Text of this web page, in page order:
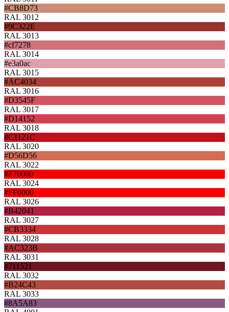
#CB8D73
RAL 3012
#9C322E
RAL 3013
#cf7278
RAL 3014
#e3a0ac
RAL 3015
#AC4034
RAL 3016
#D3545F
RAL 3017
#D14152
RAL 3018
#C1121C
RAL 3020
#D56D56
RAL 3022
#F70000
RAL 3024
#FF0000
RAL 3026
#B42041
RAL 3027
#CB3334
RAL 3028
#AC323B
RAL 3031
#711521
RAL 3032
#B24C43
RAL 3033
#8A5A83